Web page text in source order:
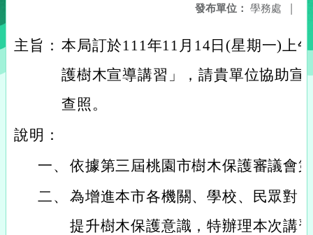
發布單位： 學務處 |
主旨： 本局訂於111年11月14日(星期一)上
護樹木宣導講習」，請貴單位協助宣
查照。
說明：
一、 依據第三屆桃園市樹木保護審議會
二、 為增進本市各機關、學校、民眾對
提升樹木保護意識，特辦理本次講